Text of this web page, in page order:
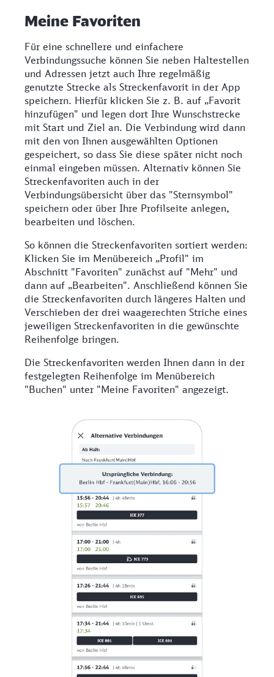
Meine Favoriten
Für eine schnellere und einfachere
Verbindungssuche können Sie neben Haltestellen
und Adressen jetzt auch Ihre regelmäßig
genutzte Strecke als Streckenfavorit in der App
speichern. Hierfür klicken Sie z. B. auf „Favorit
hinzufügen" und legen dort Ihre Wunschstrecke
mit Start und Ziel an. Die Verbindung wird dann
mit den von Ihnen ausgewählten Optionen
gespeichert, so dass Sie diese später nicht noch
einmal eingeben müssen. Alternativ können Sie
Streckenfavoriten auch in der
Verbindungsübersicht über das "Sternsymbol"
speichern oder über Ihre Profilseite anlegen,
bearbeiten und löschen.
So können die Streckenfavoriten sortiert werden:
Klicken Sie im Menübereich „Profil" im
Abschnitt "Favoriten" zunächst auf "Mehr" und
dann auf „Bearbeiten". Anschließend können Sie
die Streckenfavoriten durch längeres Halten und
Verschieben der drei waagerechten Striche eines
jeweiligen Streckenfavoriten in die gewünschte
Reihenfolge bringen.
Die Streckenfavoriten werden Ihnen dann in der
festgelegten Reihenfolge im Menübereich
"Buchen" unter "Meine Favoriten" angezeigt.